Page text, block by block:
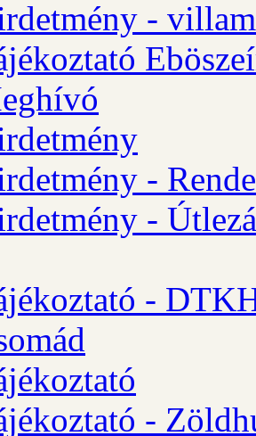
-
-
-
-
-